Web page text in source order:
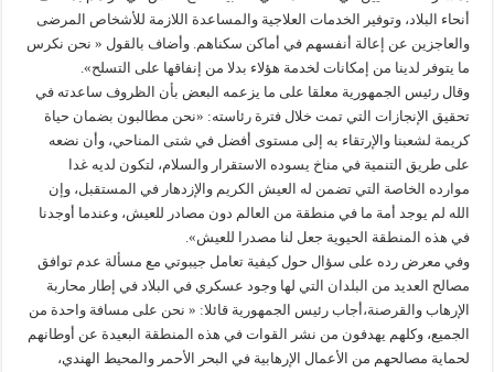
أنحاء البلاد، وتوفير الخدمات العلاجية والمساعدة اللازمة للأشخاص المرضى
والعاجزين عن إعالة أنفسهم في أماكن سكناهم. وأضاف بالقول « نحن نكرس
ما يتوفر لدينا من إمكانات لخدمة هؤلاء بدلا من إنفاقها على التسلح».
وقال رئيس الجمهورية معلقا على ما يزعمه البعض بأن الظروف ساعدته في
تحقيق الإنجازات التي تمت خلال فترة رئاسته: «نحن مطالبون بضمان حياة
كريمة لشعبنا والإرتقاء به إلى مستوى أفضل في شتى المناحي، وأن نضعه
على طريق التنمية في مناخ يسوده الاستقرار والسلام، لتكون لديه غدا
موارده الخاصة التي تضمن له العيش الكريم والإزدهار في المستقبل، وإن
الله لم يوجد أمة ما في منطقة من العالم دون مصادر للعيش، وعندما أوجدنا
في هذه المنطقة الحيوية جعل لنا مصدرا للعيش».
وفي معرض رده على سؤال حول كيفية تعامل جيبوتي مع مسألة عدم توافق
مصالح العديد من البلدان التي لها وجود عسكري في البلاد في إطار محاربة
الإرهاب والقرصنة،أجاب رئيس الجمهورية قائلا: « نحن على مسافة واحدة من
الجميع، وكلهم يهدفون من نشر القوات في هذه المنطقة البعيدة عن أوطانهم
لحماية مصالحهم من الأعمال الإرهابية في البحر الأحمر والمحيط الهندي،